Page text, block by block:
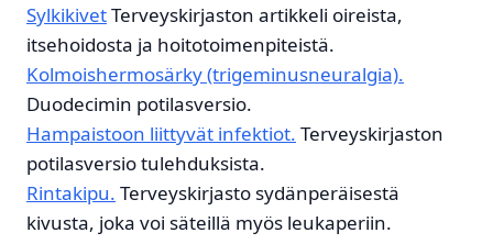
SylkikivetTerveyskirjaston artikkeli oireista,
itsehoidosta ja hoitotoimenpiteistä.
Kolmoishermosärky (trigeminusneuralgia).
Duodecimin potilasversio.
Hampaistoon liittyvät infektiot. Terveyskirjaston
potilasversio tulehduksista.
Rintakipu. Terveyskirjasto sydänperäisestä
kivusta, joka voi säteillä myös leukaperiin.